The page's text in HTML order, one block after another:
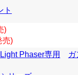
ト
)
売)
Light Phaser専用